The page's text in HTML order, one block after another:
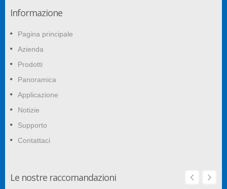
Informazione
Pagina principale
Azienda
Prodotti
Panoramica
Applicazione
Notizie
Supporto
Contattaci
Le nostre raccomandazioni